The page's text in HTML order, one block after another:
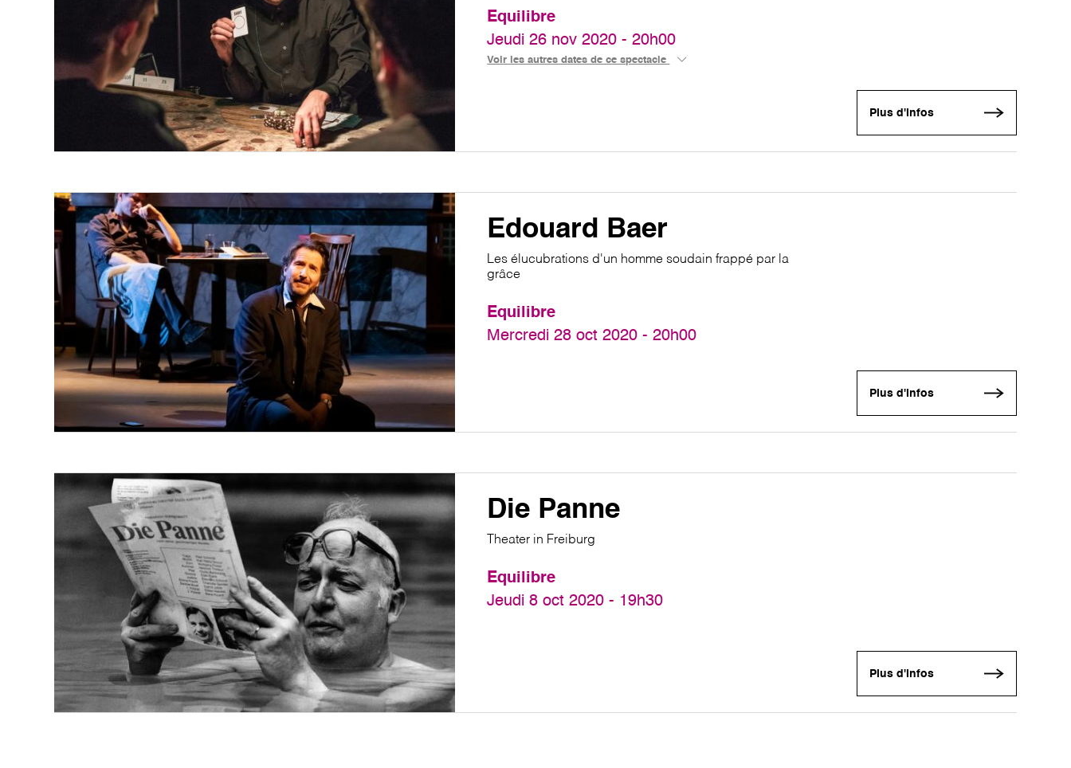
Equilibre
Jeudi 26 nov 2020 - 20h00
Voir les autres dates de ce spectacle
Plus d'infos
Edouard Baer
Les élucubrations d'un homme soudain frappé par la
grâce
Equilibre
Mercredi 28 oct 2020 - 20h00
Plus d'infos
Die Panne
Theater in Freiburg
Equilibre
Jeudi 8 oct 2020 - 19h30
Plus d'infos